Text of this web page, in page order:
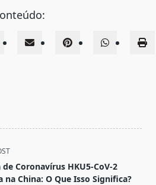
de Coronavírus HKU5-CoV-2
na China: O Que Isso Significa?